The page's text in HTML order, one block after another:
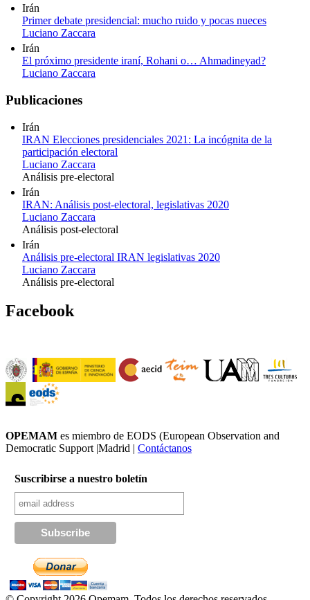
Irán
Primer debate presidencial: mucho ruido y pocas nueces
Luciano Zaccara
Irán
El próximo presidente iraní, Rohani o… Ahmadineyad?
Luciano Zaccara
Publicaciones
Irán
IRAN Elecciones presidenciales 2021: La incógnita de la
participación electoral
Luciano Zaccara
Análisis pre-electoral
Irán
IRAN: Análisis post-electoral, legislativas 2020
Luciano Zaccara
Análisis post-electoral
Irán
Análisis pre-electoral IRAN legislativas 2020
Luciano Zaccara
Análisis pre-electoral
Facebook
OPEMAM es miembro de EODS (European Observation and
Democratic Support |Madrid | Contáctanos
Suscribirse a nuestro boletín